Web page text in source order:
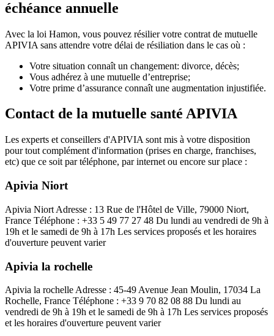
échéance annuelle
Avec la loi Hamon, vous pouvez résilier votre contrat de mutuelle
APIVIA sans attendre votre délai de résiliation dans le cas où :
Votre situation connaît un changement: divorce, décès;
Vous adhérez à une mutuelle d’entreprise;
Votre prime d’assurance connaît une augmentation injustifiée.
Contact de la mutuelle santé APIVIA
Les experts et conseillers d'APIVIA sont mis à votre disposition
pour tout complément d'information (prises en charge, franchises,
etc) que ce soit par téléphone, par internet ou encore sur place :
Apivia Niort
Apivia Niort Adresse : 13 Rue de l'Hôtel de Ville, 79000 Niort,
France Téléphone : +33 5 49 77 27 48 Du lundi au vendredi de 9h à
19h et le samedi de 9h à 17h Les services proposés et les horaires
d'ouverture peuvent varier
Apivia la rochelle
Apivia la rochelle Adresse : 45-49 Avenue Jean Moulin, 17034 La
Rochelle, France Téléphone : +33 9 70 82 08 88 Du lundi au
vendredi de 9h à 19h et le samedi de 9h à 17h Les services proposés
et les horaires d'ouverture peuvent varier